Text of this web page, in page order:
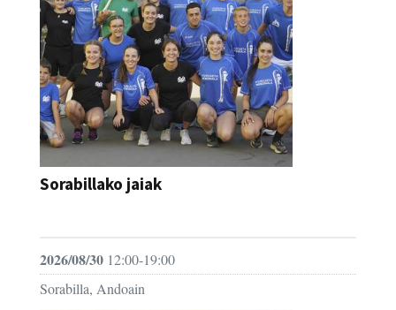
Sorabillako jaiak
2026/08/30 12:00-19:00
Sorabilla, Andoain